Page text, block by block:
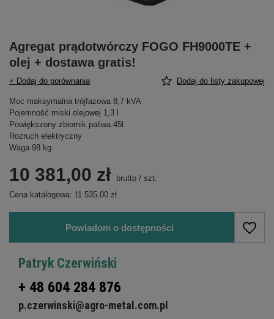
Agregat prądotwórczy FOGO FH9000TE +
olej + dostawa gratis!
+ Dodaj do porównania Dodaj do listy zakupowej
Moc maksymalna trójfazowa 8,7 kVA
Pojemność miski olejowej 1,3 l
Powiększony zbiornik paliwa 45l
Rozruch elektryczny
Waga 98 kg
10 381,00 zł brutto / szt.
Cena katalogowa: 11 535,00 zł
Powiadom o dostępności
Patryk Czerwiński
+ 48 604 284 876
p.czerwinski@agro-metal.com.pl